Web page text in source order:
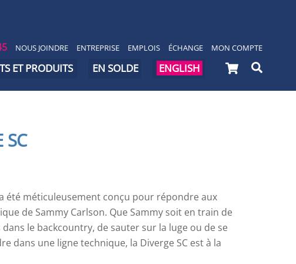
NOUS JOINDRE ENTREPRISE EMPLOIS ÉCHANGE MON COMPTE
Cart
ET PRODUITS EN SOLDE ENGLISH
SC
:
$.
a été méticuleusement conçu pour répondre aux
de Sammy Carlson. Que Sammy soit en train de
le backcountry, de sauter sur la luge ou de se
dans une ligne technique, la Diverge SC est à la